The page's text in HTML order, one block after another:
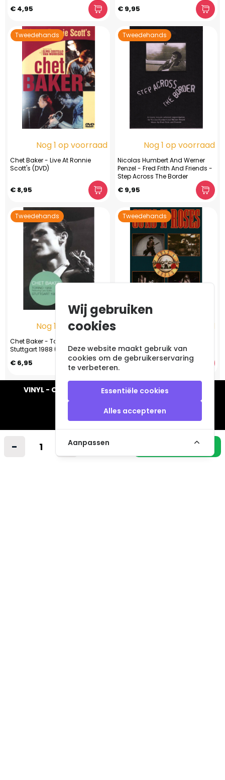
- + In winkelmandje
€ 4,95 € 9,95
Tweedehands
Nog 1 op voorraad
Chet Baker - Live At Ronnie
Scott's (DVD)
€ 8,95
Tweedehands
Nog 1 op voorraad
Nicolas Humbert And Werner
Penzel - Fred Frith And Friends -
Step Across The Border
€ 9,95
Tweedehands
Nog 1 op voorraad
Chet Baker - Torino 1959 -
Stuttgart 1988 (DVD)
€ 6,95
Tweedehands
Nog 1 op voorraad
€ 9,95
VINYL - CD - AUDIO - FURNITURE - COLLECTABLES
Industrieweg 14 A
2712LB Zoetermeer
Wij gebruiken
cookies
Deze website maakt gebruik van
cookies om de gebruikerservaring
te verbeteren.
Essentiële cookies
Alles accepteren
Aanpassen